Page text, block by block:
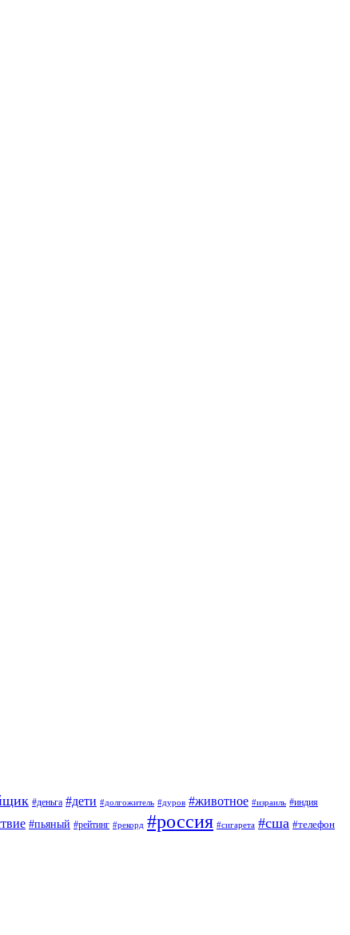
#деньга #дети #долгожитель #дуров #животное #израиль #индия
#пьяный #рейтинг #рекорд #россия #сигарета #сша #телефон